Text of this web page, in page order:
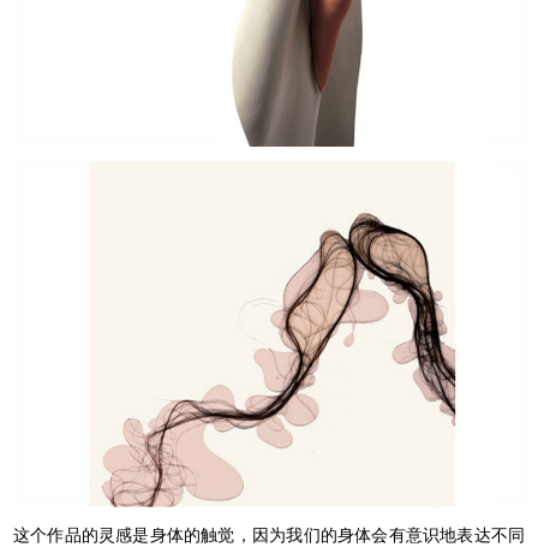
这个作品的灵感是身体的触觉，因为我们的身体会有意识地表达不同